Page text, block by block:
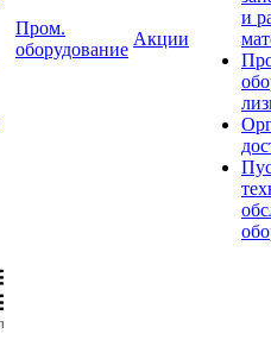
Пром.
оборудование
Акции
и